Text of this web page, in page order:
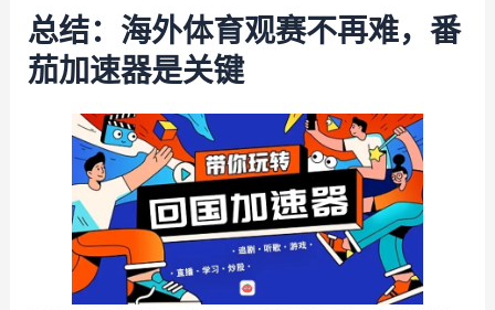
总结：海外体育观赛不再难，番
茄加速器是关键